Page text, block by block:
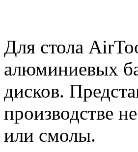
Для стола
алюминиевых
дисков.
производстве
или смолы.